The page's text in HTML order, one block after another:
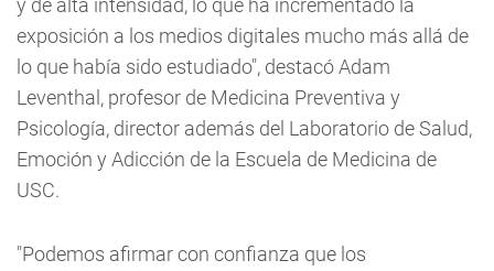
exposición a los medios digitales mucho más allá de
lo que había sido estudiado", destacó Adam
Leventhal, profesor de Medicina Preventiva y
Psicología, director además del Laboratorio de Salud,
Emoción y Adicción de la Escuela de Medicina de
USC.
"Podemos afirmar con confianza que los